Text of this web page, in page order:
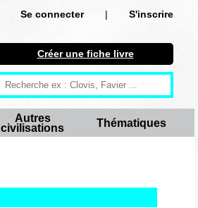
Se connecter |
S'inscrire
S'inscrire
Créer une fiche livre
Antiquité
Créer une fiche livre
Autres
civilisations
Thématiques